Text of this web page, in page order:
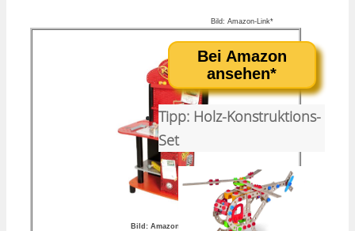
Bild: Amazon-Link*
Bild: Amazon-Link*
Bei Amazon
ansehen*
Tipp: Holz-Konstruktions-
Set